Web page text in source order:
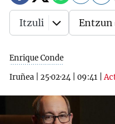
Enrique Conde
Iruñea
25·02·24 09:41 |
Itzuli Entzun